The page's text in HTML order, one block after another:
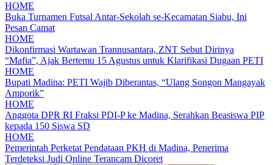
HOME
Buka Turnamen Futsal Antar-Sekolah se-Kecamatan Siabu, Ini
Pesan Camat
HOME
Dikonfirmasi Wartawan Trannusantara, ZNT Sebut Dirinya
“Mafia”, Ajak Bertemu 15 Agustus untuk Klarifikasi Dugaan PETI
HOME
Bupati Madina: PETI Wajib Diberantas, “Ulang Songon Mangayak
Amporik”
HOME
Anggota DPR RI Fraksi PDI-P ke Madina, Serahkan Beasiswa PIP
kepada 150 Siswa SD
HOME
Pemerintah Perketat Pendataan PKH di Madina, Penerima
Terdeteksi Judi Online Terancam Dicoret